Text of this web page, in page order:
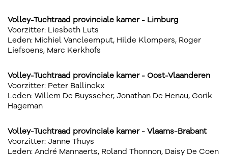
Volley-Tuchtraad provinciale kamer - Limburg
Voorzitter: Liesbeth Luts
Leden: Michiel Vancleemput, Hilde Klompers, Roger
Liefsoens, Marc Kerkhofs
Volley-Tuchtraad provinciale kamer - Oost-Vlaanderen
Voorzitter: Peter Ballinckx
Leden: Willem De Buysscher, Jonathan De Henau, Gorik
Hageman
Volley-Tuchtraad provinciale kamer - Vlaams-Brabant
Voorzitter: Janne Thuys
Leden: André Mannaerts, Roland Thonnon, Daisy De Coen